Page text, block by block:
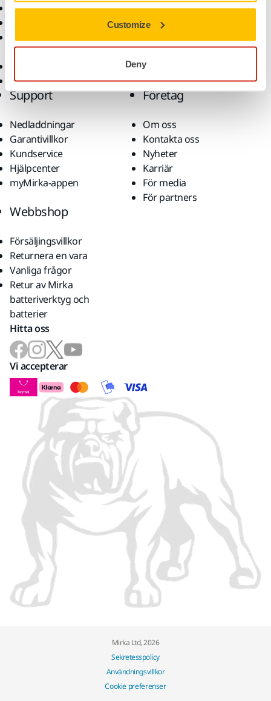
Customize
Deny
Dammfri slipning
Slipmaterial och medel
Tillbehör och
förbrukningsvaror
De främsta varumärkena
Applikationer
Lösningar
Support
Nedladdningar
Garantivillkor
Kundservice
Hjälpcenter
myMirka-appen
Företag
Om oss
Kontakta oss
Nyheter
Karriär
För media
För partners
Webbshop
Försäljingsvillkor
Returnera en vara
Vanliga frågor
Retur av Mirka
batteriverktyg och
batterier
Hitta oss
Vi accepterar
Mirka Ltd, 2026
Sekretesspolicy
Användningsvillkor
Cookie preferenser